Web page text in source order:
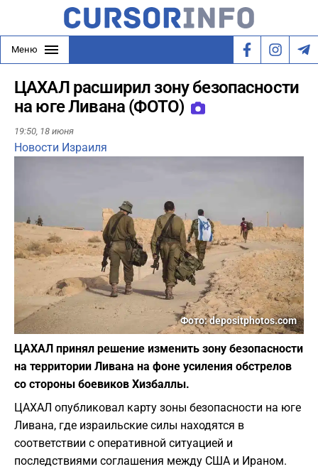
Меню
ЦАХАЛ расширил зону безопасности
на юге Ливана (ФОТО)
19:50, 18 июня
Новости Израиля
Фото: depositphotos.com
ЦАХАЛ принял решение изменить зону безопасности
на территории Ливана на фоне усиления обстрелов
со стороны боевиков Хизбаллы.
ЦАХАЛ опубликовал карту зоны безопасности на юге
Ливана, где израильские силы находятся в
соответствии с оперативной ситуацией и
последствиями соглашения между США и Ираном.